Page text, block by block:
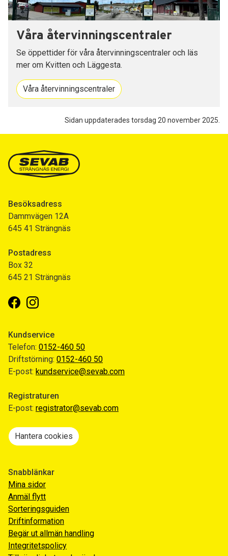
Våra återvinningscentraler
Se öppettider för våra återvinningscentraler och läs
mer om Kvitten och Läggesta.
Våra återvinningscentraler
Sidan uppdaterades torsdag 20 november 2025.
Besöksadress
Dammvägen 12A
645 41 Strängnäs
Postadress
Box 32
645 21 Strängnäs
FacebookInstagram
Kundservice
Telefon: 0152-460 50
Driftstörning: 0152-460 50
E-post: kundservice@sevab.com
Registraturen
E-post: registrator@sevab.com
Hantera cookies
Snabblänkar
Mina sidor
Anmäl flytt
Sorteringsguiden
Driftinformation
Begär ut allmän handling
Integritetspolicy